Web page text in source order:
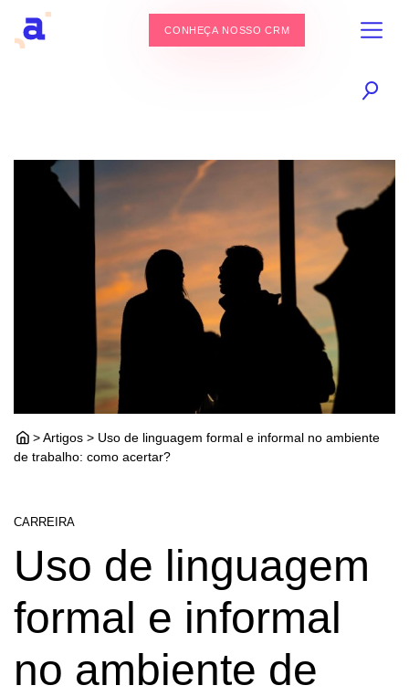
CONHEÇA NOSSO CRM
> Artigos > Uso de linguagem formal e informal no ambiente
de trabalho: como acertar?
CARREIRA
Uso de linguagem
formal e informal
no ambiente de